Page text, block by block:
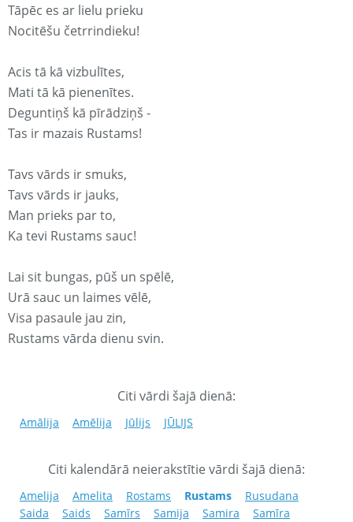
Tāpēc es ar lielu prieku
Nocitēšu četrrindieku!
Acis tā kā vizbulītes,
Mati tā kā pienenītes.
Deguntiņš kā pīrādziņš -
Tas ir mazais Rustams!
Tavs vārds ir smuks,
Tavs vārds ir jauks,
Man prieks par to,
Ka tevi Rustams sauc!
Lai sit bungas, pūš un spēlē,
Urā sauc un laimes vēlē,
Visa pasaule jau zin,
Rustams vārda dienu svin.
Citi vārdi šajā dienā:
Amālija Amēlija Jūlijs JŪLIJS
Citi kalendārā neierakstītie vārdi šajā dienā:
Amelija Amelita Rostams Rustams
Rusudana
Saida
Saids Samīrs Samija Samira
Samīra